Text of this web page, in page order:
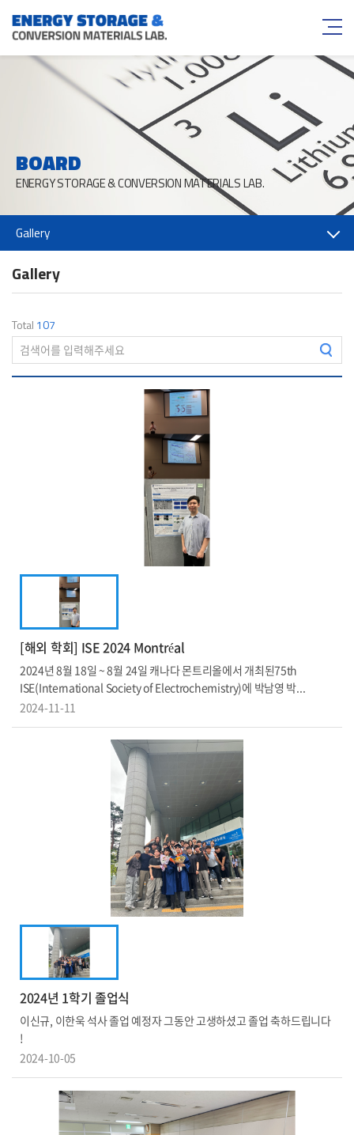
BOARD
ENERGY STORAGE & CONVERSION MATERIALS LAB.
Gallery
Gallery
Total 107
[해외 학회] ISE 2024 Montréal
2024년 8월 18일 ~ 8월 24일 캐나다 몬트리올에서 개최된75th
ISE(International Society of Electrochemistry)에 박남영 박...
2024-11-11
2024년 1학기 졸업식
이신규, 이한욱 석사 졸업 예정자 그동안 고생하셨고 졸업 축하드립니다
!
2024-10-05